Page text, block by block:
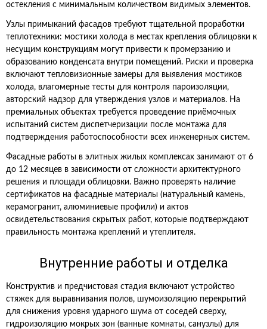
остекления с минимальным количеством видимых элементов.
Узлы примыканий фасадов требуют тщательной проработки
теплотехники: мостики холода в местах крепления облицовки к
несущим конструкциям могут привести к промерзанию и
образованию конденсата внутри помещений. Риски и проверка
включают тепловизионные замеры для выявления мостиков
холода, влагомерные тесты для контроля пароизоляции,
авторский надзор для утверждения узлов и материалов. На
премиальных объектах требуется проведение приёмочных
испытаний систем диспетчеризации после монтажа для
подтверждения работоспособности всех инженерных систем.
Фасадные работы в элитных жилых комплексах занимают от 6
до 12 месяцев в зависимости от сложности архитектурного
решения и площади облицовки. Важно проверять наличие
сертификатов на фасадные материалы (натуральный камень,
керамогранит, алюминиевые профили) и актов
освидетельствования скрытых работ, которые подтверждают
правильность монтажа креплений и утеплителя.
Внутренние работы и отделка
Конструктив и предчистовая стадия включают устройство
стяжек для выравнивания полов, шумоизоляцию перекрытий
для снижения уровня ударного шума от соседей сверху,
гидроизоляцию мокрых зон (ванные комнаты, санузлы) для